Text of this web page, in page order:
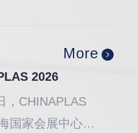
More
2026
，CHINAPLAS
国家会展中心盛